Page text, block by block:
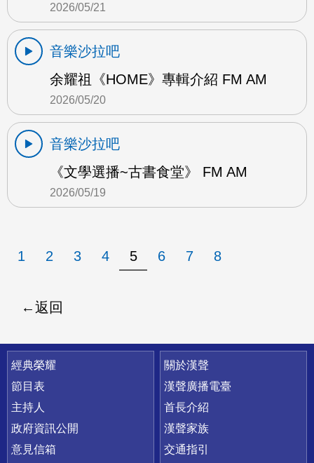
2026/05/21
音樂沙拉吧
余耀祖《HOME》專輯介紹 FM AM
2026/05/20
音樂沙拉吧
《文學選播~古書食堂》 FM AM
2026/05/19
1 2 3 4 5 6 7 8
返回
快速連結
經典榮耀
節目表
主持人
政府資訊公開
意見信箱
關於漢聲
漢聲廣播電臺
首長介紹
漢聲家族
交通指引